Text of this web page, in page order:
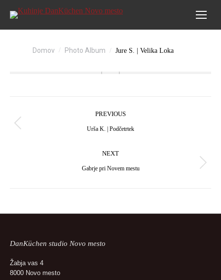
You are here:
Domov Photo Album Jure S. | Velika Loka
navigation
PREVIOUS
Previous
Urša K. | Podčetrtek
NEXT
Next
Gabrje pri Novem mestu
DanKüchen studio Novo mesto
Žabja vas 4
8000 Novo mesto